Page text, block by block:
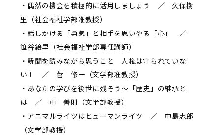
・偶然の機会を積極的に活用しましょう ／ 久保樹
里（社会福祉学部准教授）
・話しかける「勇気」と相手を思いやる「心」 ／
笹谷絵里（社会福祉学部専任講師）
・新聞を読みながら思うこと 人権は守られていな
い！ ／ 菅 修一（文学部准教授）
・あなたの学びを後世に残そう～「歴史」の継承と
は ／ 中 善則（文学部教授）
・アニマルライツはヒューマンライツ ／ 中島志郎
（文学部教授）